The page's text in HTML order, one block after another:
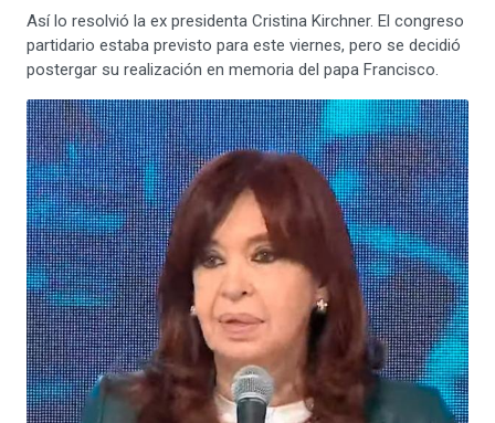
Así lo resolvió la ex presidenta Cristina Kirchner. El congreso
partidario estaba previsto para este viernes, pero se decidió
postergar su realización en memoria del papa Francisco.